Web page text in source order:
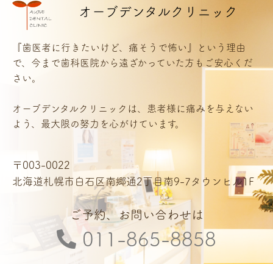
オーブデンタルクリニック
『歯医者に行きたいけど、痛そうで怖い』という理由
で、今まで歯科医院から遠ざかっていた方もご安心くだ
さい。
オーブデンタルクリニックは、患者様に痛みを与えない
よう、最大限の努力を心がけています。
〒003-0022
北海道札幌市白石区南郷通2丁目南9-7タウンヒル1F
ご予約、お問い合わせは
011-865-8858